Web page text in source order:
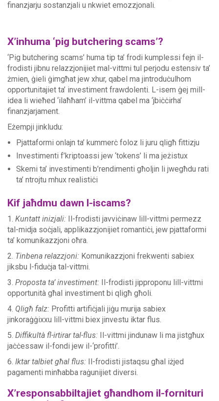
finanzjarju sostanzjali u nkwiet emozzjonali.
X’inhuma ‘pig butchering scams’?
‘Pig butchering scams’ huma tip ta’ frodi kumplessi fejn il-
frodisti jibnu relazzjonijiet mal-vittmi tul perjodu estensiv ta’
żmien, ġieli ġimgħat jew xhur, qabel ma jintroduċulhom
opportunitajiet ta’ investiment frawdolenti. L-isem ġej mill-
idea li wieħed ‘ilaħħam’ il-vittma qabel ma ‘jbiċċirha’
finanzjarjament.
Eżempji jinkludu:
Pjattaformi onlajn ta’ kummerċ foloz li juru qligħ fittizju
Investimenti f’kriptoassi jew ‘tokens’ li ma jeżistux
Skemi ta’ investimenti b’rendimenti għoljin li jwegħdu rati
ta’ ntrojtu mhux realistiċi
Kif jaħdmu dawn l-iscams?
1. Kuntatt inizjali: Il-frodisti javviċinaw lill-vittmi permezz
tal-midja soċjali, applikazzjonijiet romantiċi, jew pjattaformi
ta’ komunikazzjoni oħra.
2. Tinbena relazzjoni: Komunikazzjoni frekwenti sabiex
jiksbu l-fiduċja tal-vittmi.
3. Proposta ta’ investiment: Il-frodisti jipproponu lill-vittmi
opportunità għal investiment bi qligħ għoli.
4. Qligħ falz: Profitti artifiċjali jiġu murija sabiex
jinkoraġġixxu lill-vittmi biex jinvestu iktar flus.
5. Diffikultà fl-irtirar tal-flus: Il-vittmi jindunaw li ma jistgħux
jaċċessaw il-fondi jew il-‘profitti’.
6. Iktar talbiet għal flus: Il-frodisti jistaqsu għal iżjed
pagamenti minħabba raġunijiet diversi.
X’responsabbiltajiet għandhom il-fornituri